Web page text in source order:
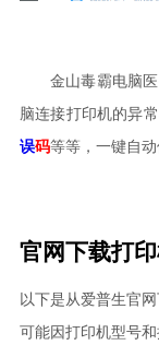
金山毒霸电脑
脑连接打印机的异
误码等等，一键自动
官网下载打
以下是从爱普生官
可能因打印机型号和